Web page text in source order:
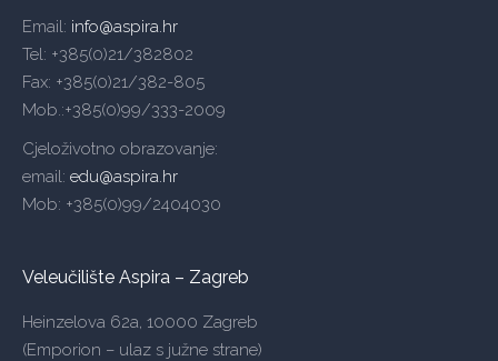
Email: info@aspira.hr
Tel: +385(0)21/382802
Fax: +385(0)21/382-805
Mob.:+385(0)99/333-2009
Cjeloživotno obrazovanje:
email: edu@aspira.hr
Mob: +385(0)99/2404030
Veleučilište Aspira – Zagreb
Heinzelova 62a, 10000 Zagreb
(Emporion – ulaz s južne strane)